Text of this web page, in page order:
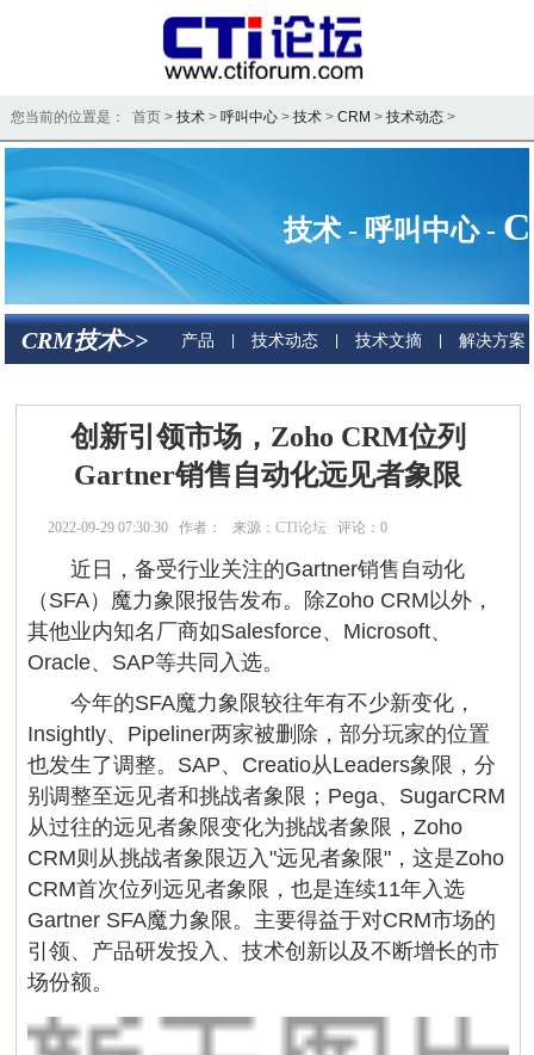
您当前的位置是： 首页 > 技术> 呼叫中心> 技术> CRM > 技术动态>
技术 - 呼叫中心 -
CRM技术>> 产品 技术动态 技术文摘 解决方案
创新引领市场，Zoho CRM位列
Gartner销售自动化远见者象限
2022-09-29 07:30:30 作者： 来源：CTI论坛 评论：0
近日，备受行业关注的Gartner销售自动化
（SFA）魔力象限报告发布。除Zoho CRM以外，
其他业内知名厂商如Salesforce、Microsoft、
Oracle、SAP等共同入选。
今年的SFA魔力象限较往年有不少新变化，
Insightly、Pipeliner两家被删除，部分玩家的位置
也发生了调整。SAP、Creatio从Leaders象限，分
别调整至远见者和挑战者象限；Pega、SugarCRM
从过往的远见者象限变化为挑战者象限，Zoho
CRM则从挑战者象限迈入"远见者象限"，这是Zoho
CRM首次位列远见者象限，也是连续11年入选
Gartner SFA魔力象限。主要得益于对CRM市场的
引领、产品研发投入、技术创新以及不断增长的市
场份额。